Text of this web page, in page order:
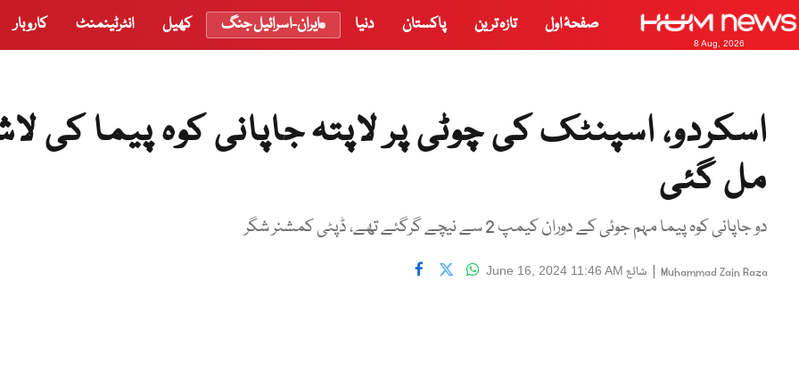
8 Aug, 2026
صفحۂ اول تازہ ترین پاکستان دنیا ایران-اسرائیل جنگ کھیل انٹرٹینمنٹ کاروبار
اسکردو، اسپنٹک کی چوٹی پر لاپتہ جاپانی کوہ پیما کی
مل گئی
دو جاپانی کوہ پیما مہم جوئی کے دوران کیمپ 2 سے نیچے گرگئے تھے، ڈپٹی کمشنر شگر
Muhammad Zain Raza
| شائع June 16, 2024 11:46 AM